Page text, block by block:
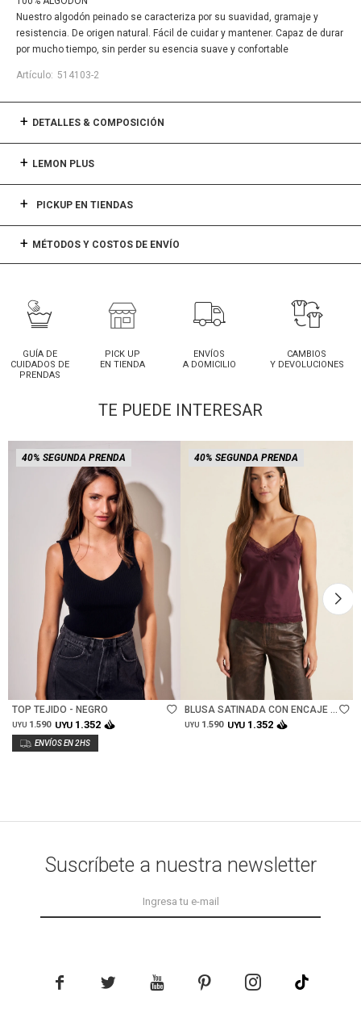
Nuestro algodón peinado se caracteriza por su suavidad, gramaje y
resistencia. De origen natural. Fácil de cuidar y mantener. Capaz de durar
por mucho tiempo, sin perder su esencia suave y confortable
514103-2
DETALLES & COMPOSICIÓN
LEMON PLUS
PICKUP EN TIENDAS
MÉTODOS Y COSTOS DE ENVÍO
GUÍA DE
CUIDADOS DE
PRENDAS
PICK UP
EN TIENDA
ENVÍOS
A DOMICILIO
CAMBIOS
Y DEVOLUCIONES
TE PUEDE INTERESAR
40% SEGUNDA PRENDA
Talle
TOP TEJIDO - NEGRO
UYU 1.590 UYU 1.352
40% SEGUNDA PRENDA
BLUSA SATINADA CON ENCAJE -
BURDEOS
UYU 1.590 UYU 1.352
Suscríbete a nuestra newsletter
    